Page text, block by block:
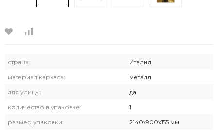
страна: Италия
материал каркаса: металл
для улицы: да
количество в упаковке: 1
размер упаковки: 2140х900х155 мм